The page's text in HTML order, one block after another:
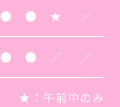
● ● ★ ／
● ● ／ ／
★ ：午前中のみ